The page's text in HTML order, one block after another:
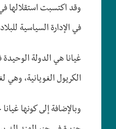
في الإدارة السياسية
غيانا هي الدولة الوحيدة
الكريول الغويانية، وهي
وبالإضافة إلى كونها